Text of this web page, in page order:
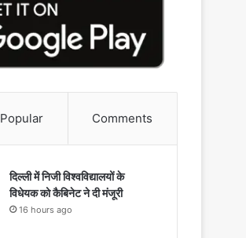
Popular Comments
दिल्ली में निजी विश्वविद्यालयों के
विधेयक को कैबिनेट ने दी मंजूरी
16 hours ago